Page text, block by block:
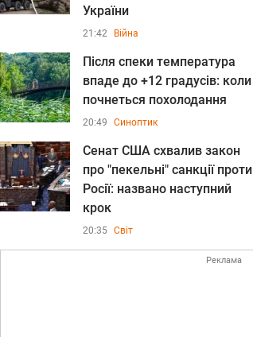
України
21:42 Війна
Після спеки температура
впаде до +12 градусів: коли
почнеться похолодання
20:49 Синоптик
Сенат США схвалив закон
про "пекельні" санкції проти
Росії: названо наступний
крок
20:35 Світ
Реклама